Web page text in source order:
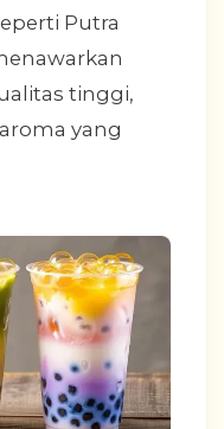
Putra
tinggi,
yang